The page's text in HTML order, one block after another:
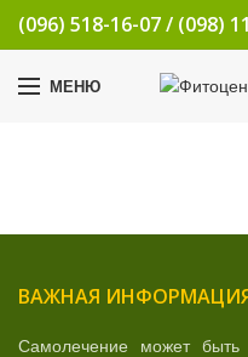
(096) 518-16-07/ (098)
МЕНЮ
ВАЖНАЯ
Самолечение может